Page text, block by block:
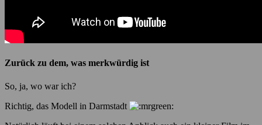
Zurück zu dem, was merkwürdig ist
So, ja, wo war ich?
Richtig, das Modell in Darmstadt